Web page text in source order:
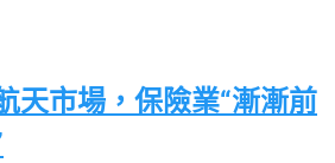
天市場，保險業“漸漸前